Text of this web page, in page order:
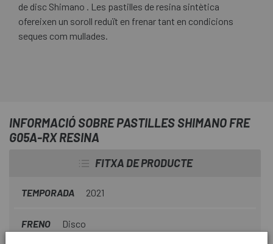
de disc Shimano . Les pastilles de resina sintètica
ofereixen un soroll reduït en frenar tant en condicions
seques com mullades.
INFORMACIÓ SOBRE PASTILLES SHIMANO FRE
G05A-RX RESINA
FITXA DE PRODUCTE
TEMPORADA 2021
FRENO Disco